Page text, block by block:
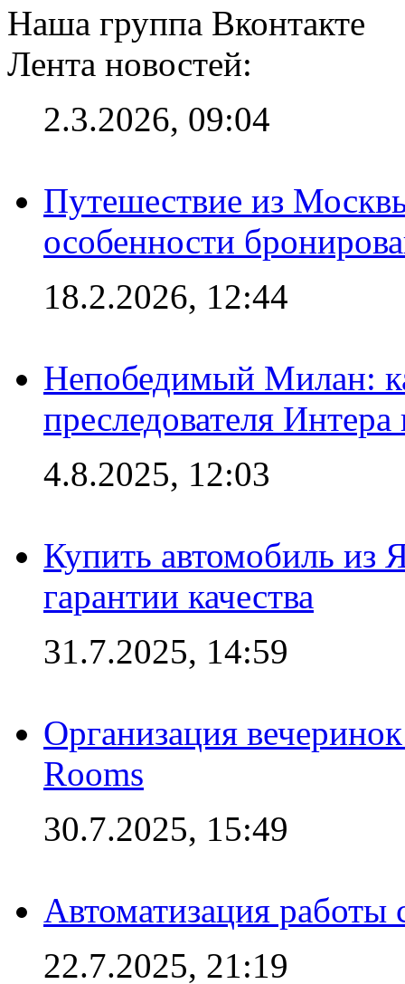
Наша группа Вконтакте
Лента новостей:
2.3.2026, 09:04
Путешествие из
особенности
18.2.2026, 12:44
Непобедимый Милан:
преследователя
4.8.2025, 12:03
Купить автомобиль из
гарантии качества
31.7.2025, 14:59
Организация
Rooms
30.7.2025, 15:49
Автоматизация работы
22.7.2025, 21:19